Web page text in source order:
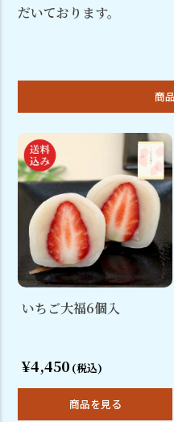
だいております。
商
いちご大福6個入
¥4,450 (税込)
商品を見る